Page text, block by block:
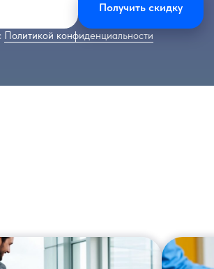
Политикой конфиденциальности
Получить скидку